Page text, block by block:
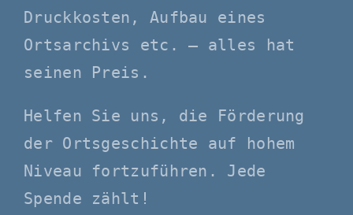
Druckkosten, Aufbau eines
Ortsarchivs etc. – alles hat
seinen Preis.
Helfen Sie uns, die Förderung
der Ortsgeschichte auf hohem
Niveau fortzuführen. Jede
Spende zählt!